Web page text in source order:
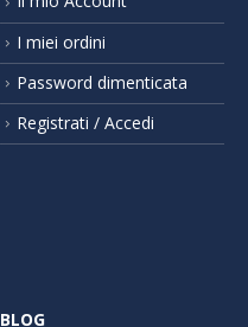
I miei ordini
Password dimenticata
Registrati / Accedi
BLOG